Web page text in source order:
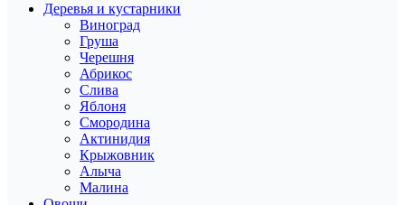
Деревья и кустарники
Виноград
Груша
Черешня
Абрикос
Слива
Яблоня
Смородина
Актинидия
Крыжовник
Алыча
Малина